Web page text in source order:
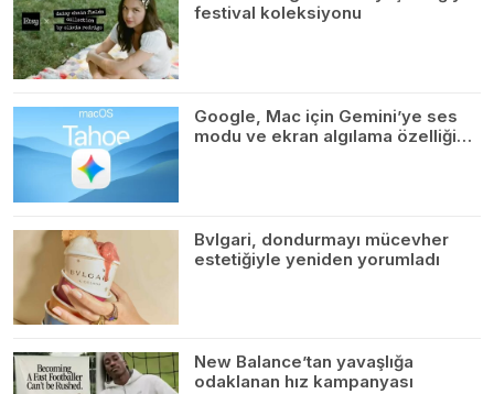
festival koleksiyonu
Google, Mac için Gemini’ye ses
modu ve ekran algılama özelliği…
Bvlgari, dondurmayı mücevher
estetiğiyle yeniden yorumladı
New Balance’tan yavaşlığa
odaklanan hız kampanyası